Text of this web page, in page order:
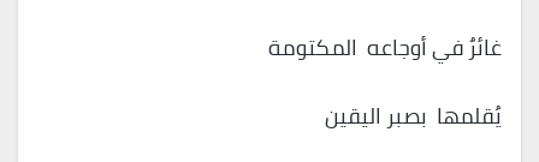
غائرٌ في أوجاعه المكتومة
يُقلمها بصبر اليقين